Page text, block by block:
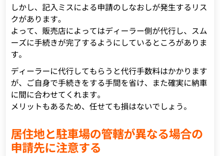
しかし、記入ミスによる申請のしなおしが発生するリス
クがあります。
よって、販売店によってはディーラー側が代行し、スム
ーズに手続きが完了するようにしているところがありま
す。
ディーラーに代行してもらうと代行手数料はかかります
が、ご自身で手続きをする手間を省け、また確実に納車
に間に合わせてくれます。
メリットもあるため、任せても損はないでしょう。
居住地と駐車場の管轄が異なる場合の
申請先に注意する